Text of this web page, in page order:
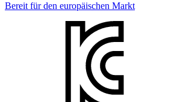
Bereit für den europäischen Markt